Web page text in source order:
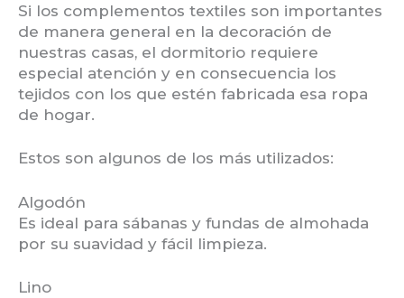
Si los complementos textiles son importantes
de manera general en la decoración de
nuestras casas, el dormitorio requiere
especial atención y en consecuencia los
tejidos con los que estén fabricada esa ropa
de hogar.
Estos son algunos de los más utilizados:
Algodón
Es ideal para sábanas y fundas de almohada
por su suavidad y fácil limpieza.
Lino